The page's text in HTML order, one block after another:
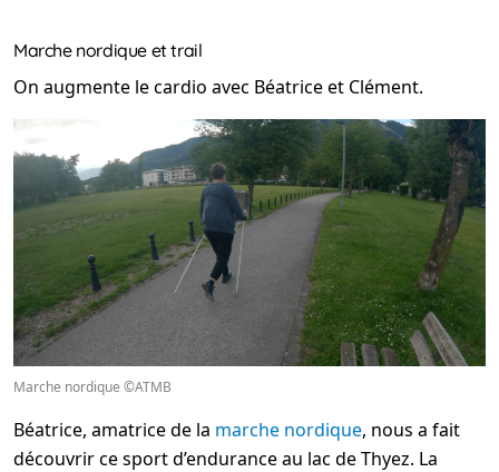
Marche nordique et trail
On augmente le cardio avec Béatrice et Clément.
Marche nordique ©ATMB
Béatrice, amatrice de la marche nordique, nous a fait
découvrir ce sport d’endurance au lac de Thyez. La